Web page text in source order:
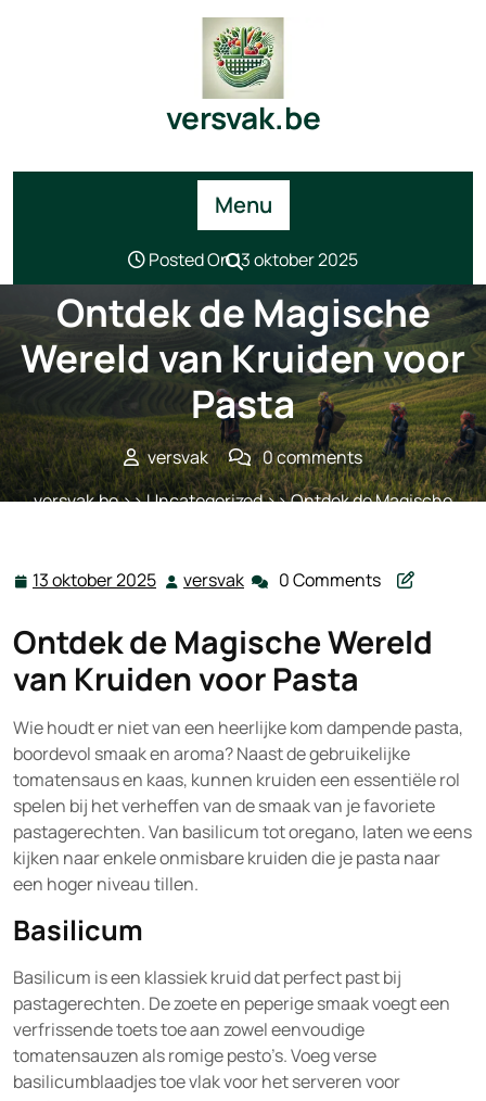
versvak.be
Menu
Posted On 13 oktober 2025
Ontdek de Magische
Wereld van Kruiden voor
Pasta
versvak
0 comments
versvak.be>>Uncategorized>> Ontdek de Magische
13 oktober 2025 13
2025
versvak versvak0 Comments
Ontdek de Magische Wereld
van Kruiden voor Pasta
Wie houdt er niet van een heerlijke kom dampende pasta,
boordevol smaak en aroma? Naast de gebruikelijke
tomatensaus en kaas, kunnen kruiden een essentiële rol
spelen bij het verheffen van de smaak van je favoriete
pastagerechten. Van basilicum tot oregano, laten we eens
kijken naar enkele onmisbare kruiden die je pasta naar
een hoger niveau tillen.
Basilicum
Basilicum is een klassiek kruid dat perfect past bij
pastagerechten. De zoete en peperige smaak voegt een
verfrissende toets toe aan zowel eenvoudige
tomatensauzen als romige pesto’s. Voeg verse
basilicumblaadjes toe vlak voor het serveren voor